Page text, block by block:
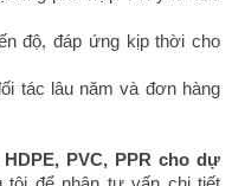
độ, đáp ứng kịp thời cho
tác lâu năm và đơn hàng
PVC, PPR cho dự